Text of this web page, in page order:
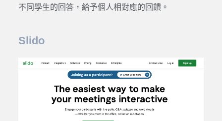
不同學生的回答，給予個人相對應的回饋。
Slido